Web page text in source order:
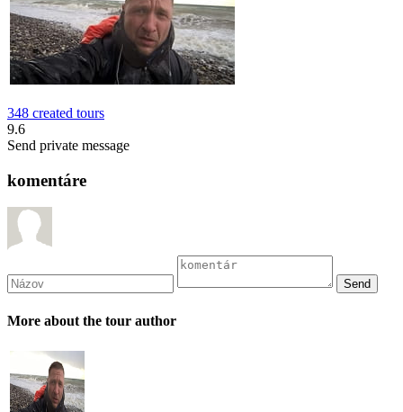
348 created tours
9.6
Send private message
komentáre
More about the tour author